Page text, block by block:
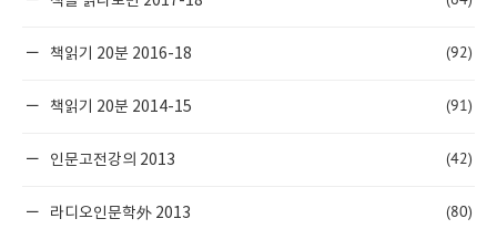
책읽기 20분 2016-18 (92)
책읽기 20분 2014-15 (91)
인문고전강의 2013 (42)
라디오인문학外 2013 (80)